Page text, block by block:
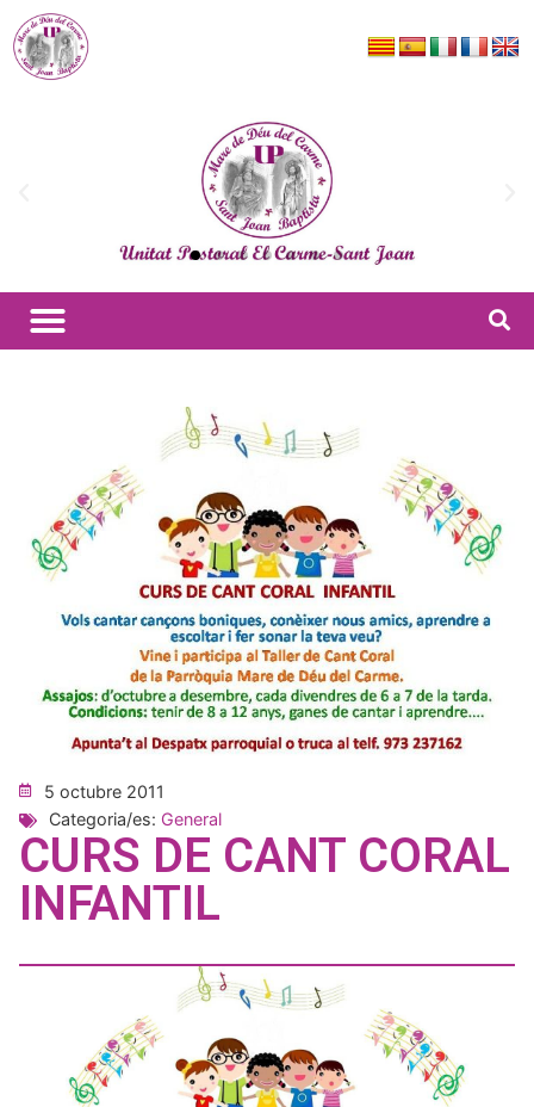
5 octubre 2011
Categoria/es: General
CURS DE CANT CORAL
INFANTIL